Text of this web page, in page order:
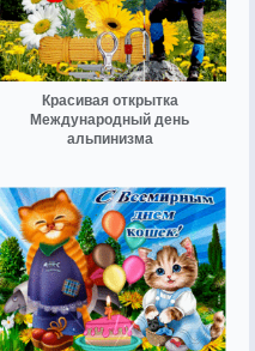
Красивая открытка
Международный день
альпинизма